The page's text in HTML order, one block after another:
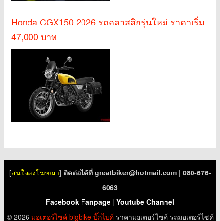
Honda CGX150 2026 รถคลาสสิกรุ่นใหม่ ราคาเริ่ม
47,000 บาท
[สนใจลงโฆษณา] ติดต่อได้ที่ greatbiker@hotmail.com| 080-676-
6063
Facebook Fanpage | Youtube Channel
© 2026 มอเตอร์ไซค์ bigbike บิ๊กไบค์ราคามอเตอร์ไซค์ รถมอเตอร์ไซค์